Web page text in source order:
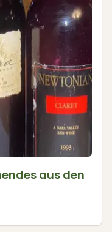
aus den